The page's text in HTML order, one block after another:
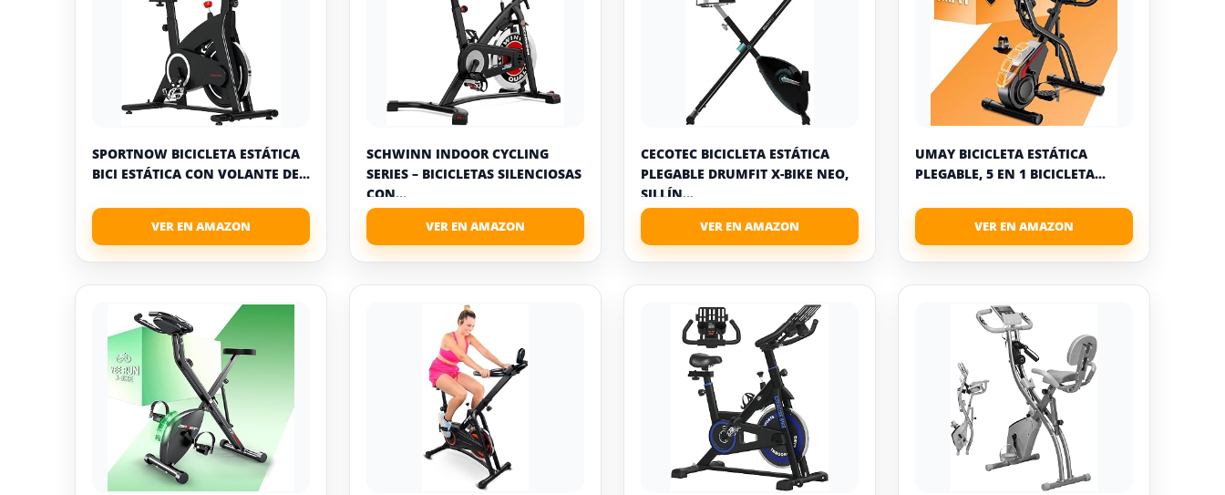
SPORTNOW BICICLETA ESTÁTICA
BICI ESTÁTICA CON VOLANTE DE...
SCHWINN INDOOR CYCLING
SERIES – BICICLETAS SILENCIOSAS
CON...
CECOTEC BICICLETA ESTÁTICA
PLEGABLE DRUMFIT X-BIKE NEO,
SILLÍN...
UMAY BICICLETA ESTÁTICA
PLEGABLE, 5 EN 1 BICICLETA...